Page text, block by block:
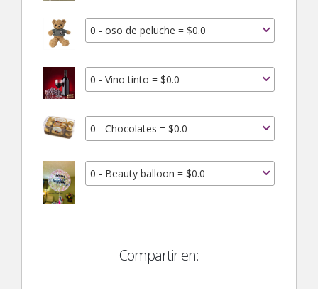
0 - oso de peluche = $0.0
0 - Vino tinto = $0.0
0 - Chocolates = $0.0
0 - Beauty balloon = $0.0
Compartir en: